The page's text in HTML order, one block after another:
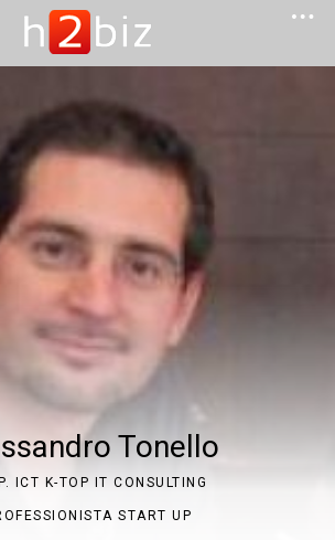
Tonello
ICT K-TOP IT CONSULTING
START UP